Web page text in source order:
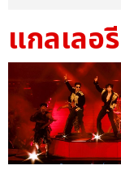
แกลเลอรี